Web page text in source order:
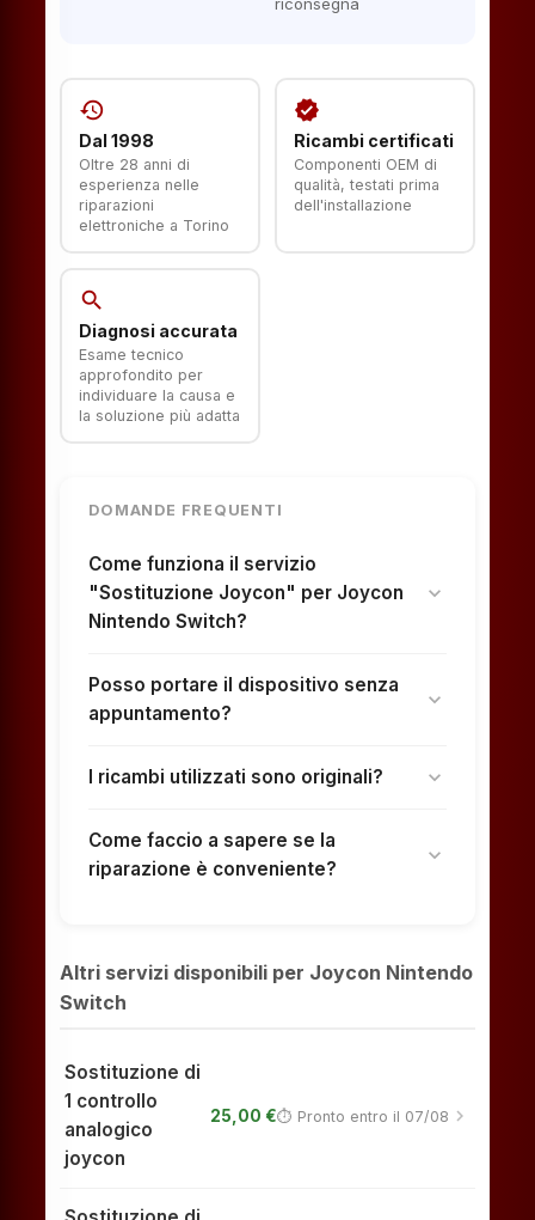
history
Dal 1998
Oltre 28 anni di
esperienza nelle
riparazioni
elettroniche a Torino
verified
Ricambi certificati
Componenti OEM di
qualità, testati prima
dell'installazione
search
Diagnosi accurata
Esame tecnico
approfondito per
individuare la causa e
la soluzione più adatta
DOMANDE FREQUENTI
Come funziona il servizio
"Sostituzione Joycon" per Joycon
Nintendo Switch?
expand_more
Posso portare il dispositivo senza
appuntamento?
expand_more
I ricambi utilizzati sono originali? expand_more
Come faccio a sapere se la
riparazione è conveniente?
expand_more
Altri servizi disponibili per Joycon Nintendo
Switch
Sostituzione di
1 controllo
analogico
joycon
25,00 €⏱ Pronto entro il 07/08 chevron_right